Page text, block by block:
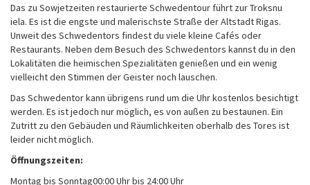
Das zu Sowjetzeiten restaurierte Schwedentour führt zur Troksnu
iela. Es ist die engste und malerischste Straße der Altstadt Rigas.
Unweit des Schwedentors findest du viele kleine Cafés oder
Restaurants. Neben dem Besuch des Schwedentors kannst du in den
Lokalitäten die heimischen Spezialitäten genießen und ein wenig
vielleicht den Stimmen der Geister noch lauschen.
Das Schwedentor kann übrigens rund um die Uhr kostenlos besichtigt
werden. Es ist jedoch nur möglich, es von außen zu bestaunen. Ein
Zutritt zu den Gebäuden und Räumlichkeiten oberhalb des Tores ist
leider nicht möglich.
Öffnungszeiten:
Montag bis Sonntag00:00 Uhr bis 24:00 Uhr